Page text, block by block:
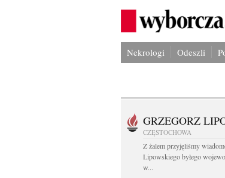
Nekrologi Odeszli
GRZEGORZ
CZĘSTOCHOWA
Z żalem przyjęliśmy
Lipowskiego byłego
w...